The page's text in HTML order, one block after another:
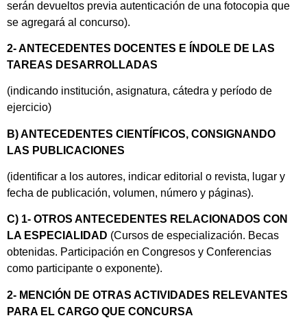
serán devueltos previa autenticación de una fotocopia que
se agregará al concurso).
2- ANTECEDENTES DOCENTES E ÍNDOLE DE LAS
TAREAS DESARROLLADAS
(indicando institución, asignatura, cátedra y período de
ejercicio)
B) ANTECEDENTES CIENTÍFICOS, CONSIGNANDO
LAS PUBLICACIONES
(identificar a los autores, indicar editorial o revista, lugar y
fecha de publicación, volumen, número y páginas).
C) 1- OTROS ANTECEDENTES RELACIONADOS CON
LA ESPECIALIDAD (Cursos de especialización. Becas
obtenidas. Participación en Congresos y Conferencias
como participante o exponente).
2- MENCIÓN DE OTRAS ACTIVIDADES RELEVANTES
PARA EL CARGO QUE CONCURSA